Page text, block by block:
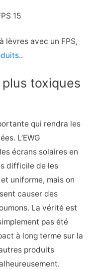
15
lèvres avec un FPS,
..
toxiques
qui rendra les
L’EWG
écrans solaires en
difficile de les
uniforme, mais on
causer des
La vérité est
pas été
à long terme sur la
produits